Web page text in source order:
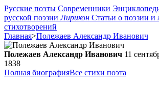
Русские поэты Современники
русской поэзии Лирикон Статьи о поэзии и
стихотворений
Главная>Полежаев Александр Иванович
Полежаев Александр Иванович 11
1838
Полная биографияВсе стихи поэта